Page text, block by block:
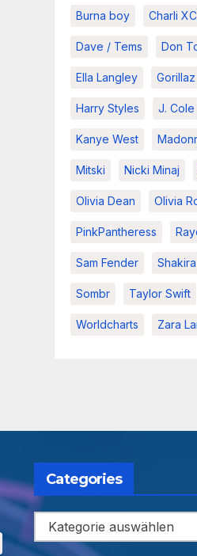
Burna boy Charli
Dave / Tems Don
Ella Langley Gorillaz
Harry Styles J. Cole
Kanye West
Mitski Nicki Minaj
Olivia Dean Olivia
PinkPantheress
Sam Fender Shakira
Sombr Taylor Swift
Worldcharts Zara
Categories
Categories